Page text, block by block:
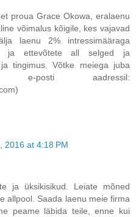
proua Grace Okowa, eralaenu
võimalus kõigile, kes vajavad
laenu 2% intressimääraga
ja ettevõtete all selged ja
tingimus. Võtke meiega juba
e-posti aadressil:
2016 at 4:18 PM
ja üksikisikud. Leiate mõned
allpool. Saada laenu meie firma
peame läbida teile, enne kui